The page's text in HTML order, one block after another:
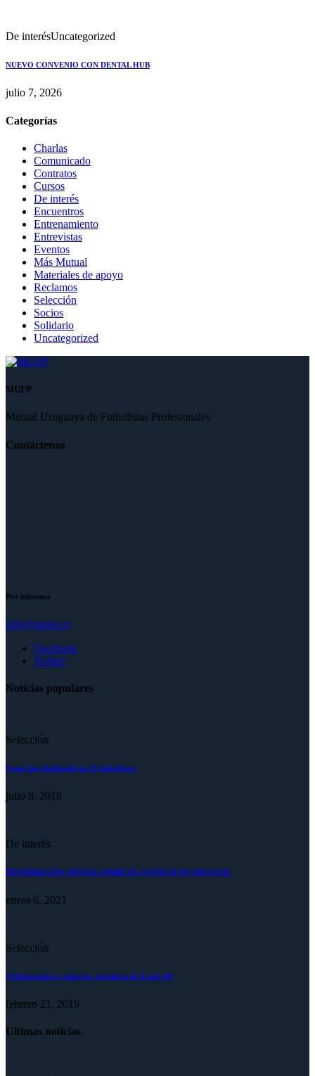
De interésUncategorized
NUEVO CONVENIO CON DENTAL HUB
julio 7, 2026
Categorías
Charlas
Comunicado
Contratos
Cursos
De interés
Encuentros
Entrenamiento
Entrevistas
Eventos
Más Mutual
Materiales de apoyo
Reclamos
Selección
Socios
Solidario
Uncategorized
MUFP
Mutual Uruguaya de Futbolistas Profesionales
Contáctenos
Por informes
info@mufp.uy
Facebook
Twitter
Noticias populares
Selección
Como han finalizado los 55 futbolistas
julio 8, 2018
De interés
INFORMACIÓN OFICIAL SOBRE EL COVID-19 EN URUGUAY
enero 6, 2021
Selección
¡Felicitaciones a todos los jugadores de la sub-20!
febrero 21, 2019
Ultimas noticias